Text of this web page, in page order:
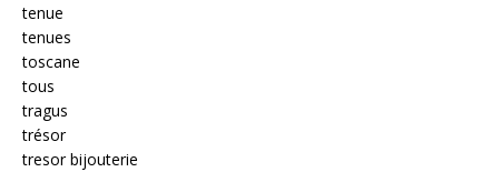
tenue
tenues
toscane
tous
tragus
trésor
tresor bijouterie